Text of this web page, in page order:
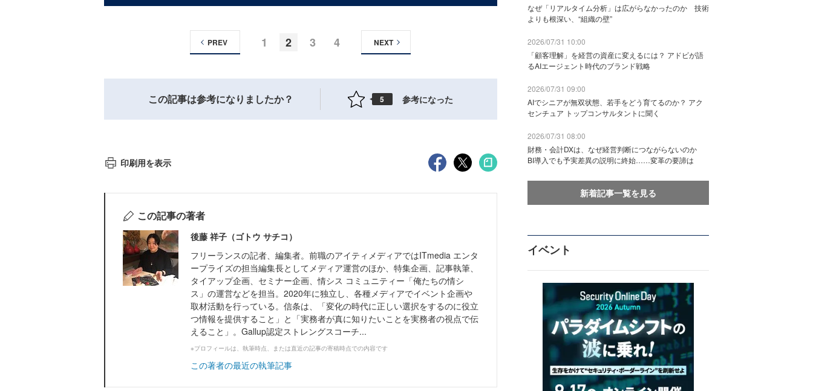
1 2 3 4
PREV NEXT
この記事は参考になりましたか？ 5 参考になった
印刷用を表示
この記事の著者
後藤 祥子（ゴトウ サチコ）
フリーランスの記者、編集者。前職のアイティメディアではITmedia エンタ
ープライズの担当編集長としてメディア運営のほか、特集企画、記事執筆、
タイアップ企画、セミナー企画、情シス コミュニティー「俺たちの情シ
ス」の運営などを担当。2020年に独立し、各種メディアでイベント企画や
取材活動を行っている。信条は、「変化の時代に正しい選択をするのに役立
つ情報を提供すること」と「実務者が真に知りたいことを実務者の視点で伝
えること」。Gallup認定ストレングスコーチ...
※プロフィールは、執筆時点、または直近の記事の寄稿時点での内容です
この著者の最近の執筆記事
なぜ「リアルタイム分析」は広がらなかったのか 技術
よりも根深い、“組織の壁”
2026/07/31 10:00
「顧客理解」を経営の資産に変えるには？ アドビが語
るAIエージェント時代のブランド戦略
2026/07/31 09:00
AIでシニアが無双状態、若手をどう育てるのか？ アク
センチュア トップコンサルタントに聞く
2026/07/31 08:00
財務・会計DXは、なぜ経営判断につながらないのか
BI導入でも予実差異の説明に終始……変革の要諦は
新着記事一覧を見る
イベント